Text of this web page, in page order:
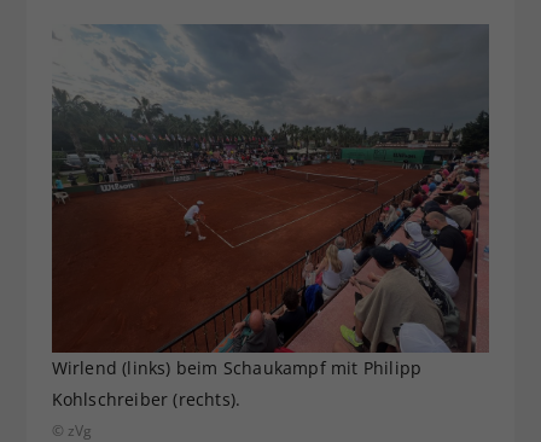
Wirlend (links) beim Schaukampf mit Philipp
Kohlschreiber (rechts).
© zVg